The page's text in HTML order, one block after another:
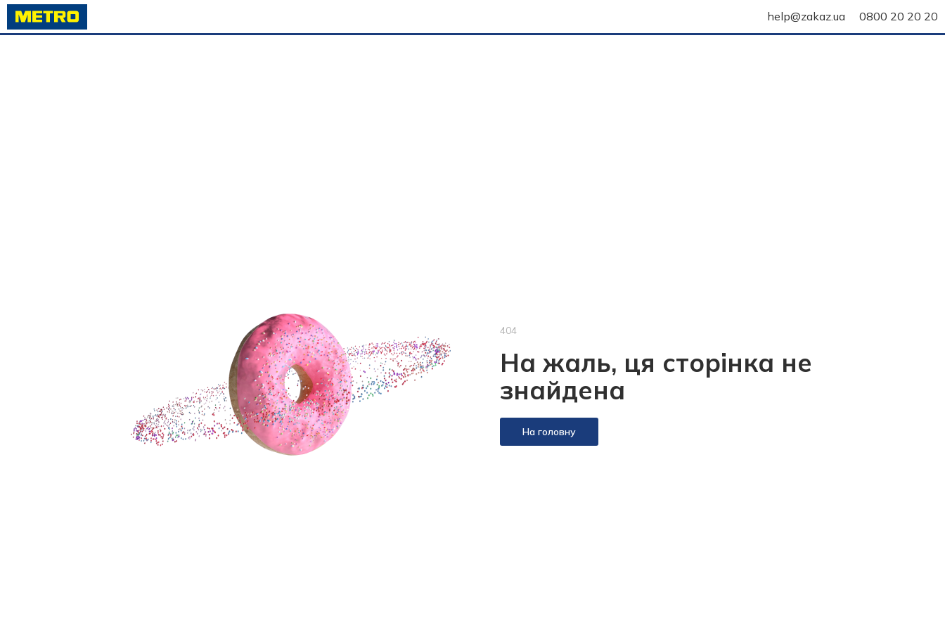
help@zakaz.ua 0800 20 20 20
404
На жаль, ця сторінка не
знайдена
На головну